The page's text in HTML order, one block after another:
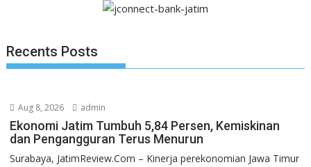
Recents Posts
Aug 8, 2026 admin
Ekonomi Jatim Tumbuh 5,84 Persen, Kemiskinan
dan Pengangguran Terus Menurun
Surabaya, JatimReview.Com – Kinerja perekonomian Jawa Timur